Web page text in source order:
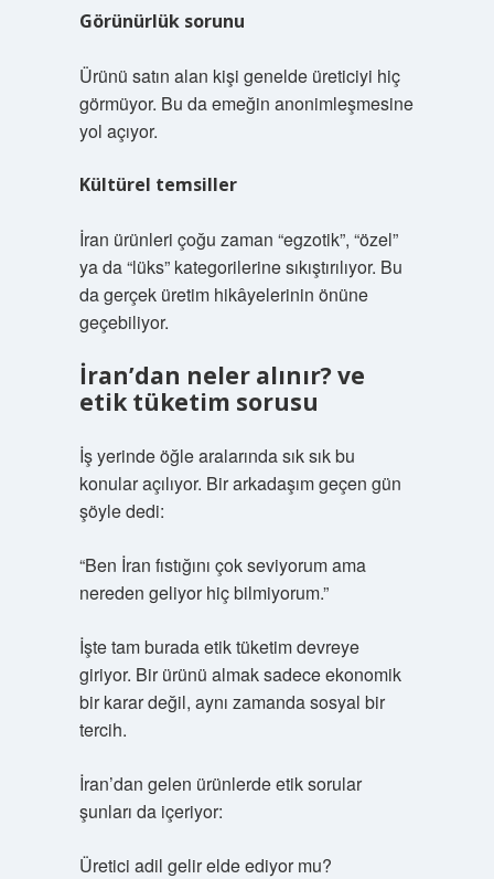
Görünürlük sorunu
Ürünü satın alan kişi genelde üreticiyi hiç
görmüyor. Bu da emeğin anonimleşmesine
yol açıyor.
Kültürel temsiller
İran ürünleri çoğu zaman “egzotik”, “özel”
ya da “lüks” kategorilerine sıkıştırılıyor. Bu
da gerçek üretim hikâyelerinin önüne
geçebiliyor.
İran’dan neler alınır? ve
etik tüketim sorusu
İş yerinde öğle aralarında sık sık bu
konular açılıyor. Bir arkadaşım geçen gün
şöyle dedi:
“Ben İran fıstığını çok seviyorum ama
nereden geliyor hiç bilmiyorum.”
İşte tam burada etik tüketim devreye
giriyor. Bir ürünü almak sadece ekonomik
bir karar değil, aynı zamanda sosyal bir
tercih.
İran’dan gelen ürünlerde etik sorular
şunları da içeriyor:
Üretici adil gelir elde ediyor mu?